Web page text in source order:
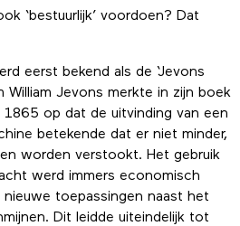
‘bestuurlijk’ voordoen? Dat
eerst bekend als de ‘Jevons
William Jevons merkte in zijn boek
op dat de uitvinding van een
betekende dat er niet minder,
worden verstookt. Het gebruik
werd immers economisch
nieuwe toepassingen naast het
Dit leidde uiteindelijk tot